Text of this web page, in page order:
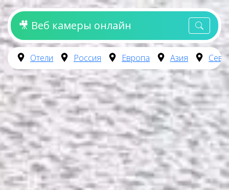
🎥 Веб камеры онлайн
Отели Россия Европа Азия